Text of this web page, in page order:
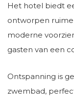
Het hotel biedt
ontworpen ruime
moderne
gasten van een
Ontspanning is
zwembad,